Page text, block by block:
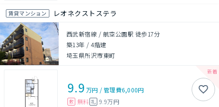
賃貸マンション レオネクストステラ
西武新宿線 / 航空公園駅 徒歩17分
築13年 /4階建
埼玉県所沢市東町
9.9 万円 /管理費6,000円
敷 無料 礼 9.9万円